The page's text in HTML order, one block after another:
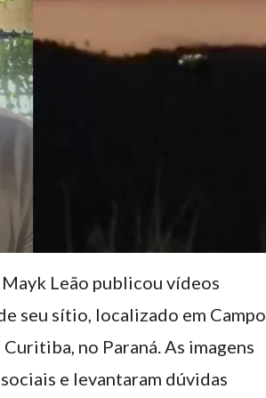
Leão publicou vídeos
seu sítio, localizado em Campo
no Paraná. As imagens
e levantaram dúvidas